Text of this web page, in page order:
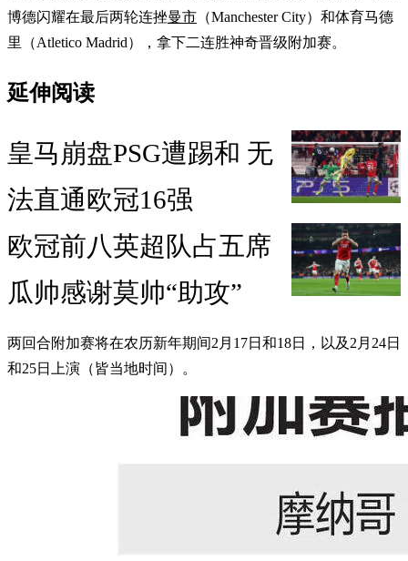
博德闪耀在最后两轮连挫曼市 （Manchester City）和体育马德
里（Atletico Madrid），拿下二连胜神奇晋级附加赛。
延伸阅读
皇马崩盘PSG遭踢和 无
法直通欧冠16强
欧冠前八英超队占五席
瓜帅感谢莫帅“助攻”
两回合附加赛将在农历新年期间2月17日和18日，以及2月24日
和25日上演（皆当地时间）。